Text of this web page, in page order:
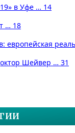
в Уфе … 14
… 18
европейская
Шейвер … 31